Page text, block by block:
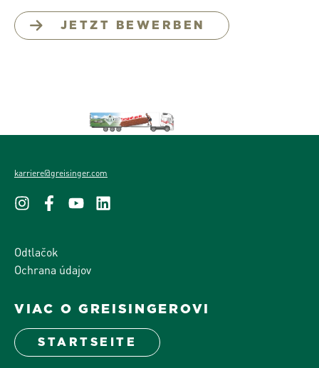
JETZT BEWERBEN
karriere@greisinger.com
Odtlačok
Ochrana údajov
VIAC O GREISINGEROVI
STARTSEITE